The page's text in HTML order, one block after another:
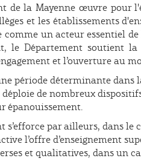
de la Mayenne œuvre pour
et les établissements
un acteur essentiel
le Département soutient
et l’ouverture au
période déterminante dans
de nombreux
épanouissement.
s’efforce par ailleurs, dans
l’offre d’enseignement
et qualitatives, dans un